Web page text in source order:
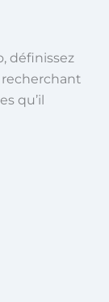
définissez
recherchant
qu’il